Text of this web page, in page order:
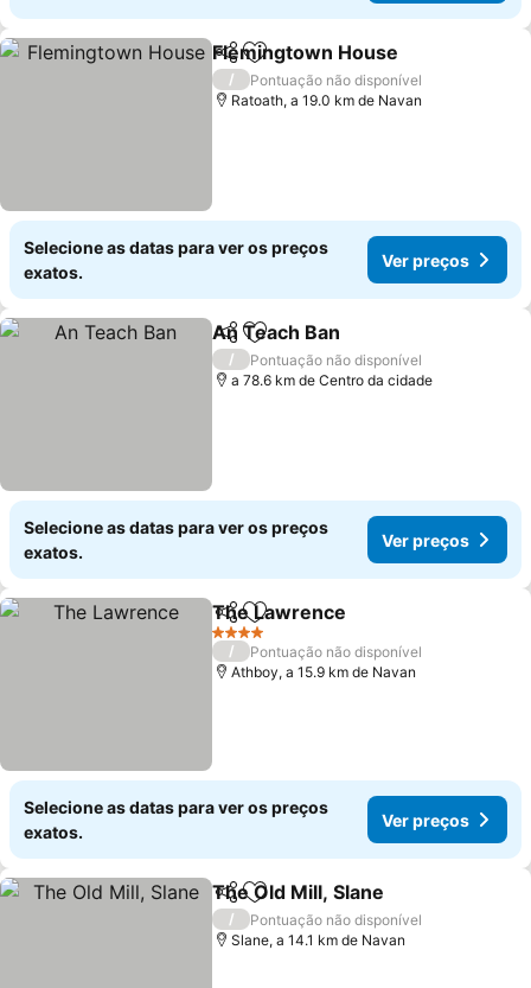
PartilharAdicionar aos favoritos
Flemingtown House
/
Pontuação não disponível
Ratoath, a 19.0 km de Navan
Selecione as datas para ver os preços
exatos.
Ver preços
PartilharAdicionar aos favoritos
An Teach Ban
/
Pontuação não disponível
a 78.6 km de Centro da cidade
Selecione as datas para ver os preços
exatos.
Ver preços
PartilharAdicionar aos favoritos
The Lawrence
4 Estrelas
/
Pontuação não disponível
Athboy, a 15.9 km de Navan
Selecione as datas para ver os preços
exatos.
Ver preços
PartilharAdicionar aos favoritos
The Old Mill, Slane
/
Pontuação não disponível
Slane, a 14.1 km de Navan